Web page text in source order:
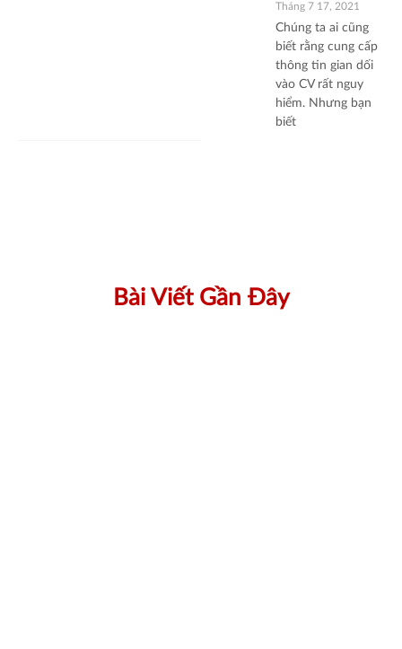
Tháng 7 17, 2021
Chúng ta ai cũng
biết rằng cung cấp
thông tin gian dối
vào CV rất nguy
hiểm. Nhưng bạn
biết
Bài Viết Gần Đây